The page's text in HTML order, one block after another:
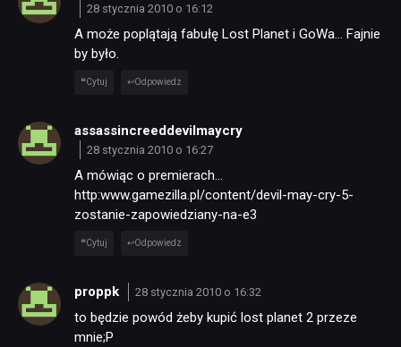
28 stycznia 2010 o 16:12
A może poplątają fabułę Lost Planet i GoWa… Fajnie
by było.
Cytuj Odpowiedz
assassincreeddevilmaycry
28 stycznia 2010 o 16:27
A mówiąc o premierach…
http:www.gamezilla.pl/content/devil-may-cry-5-
zostanie-zapowiedziany-na-e3
Cytuj Odpowiedz
proppk 28 stycznia 2010 o 16:32
to będzie powód żeby kupić lost planet 2 przeze
mnie;P